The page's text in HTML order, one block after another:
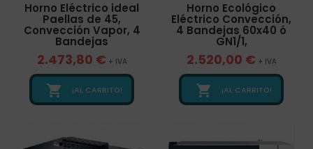
Horno Eléctrico ideal
Paellas de 45,
Convección Vapor, 4
Bandejas
2.473,80 € + IVA
 ¡AL CARRITO!
Horno Ecológico
Eléctrico Convección,
4 Bandejas 60x40 ó
GN1/1,
2.520,00 € + IVA
 ¡AL CARRITO!